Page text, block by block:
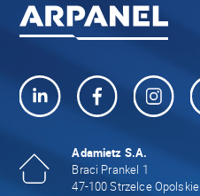
Adamietz S.A.
Braci Prankel 1
47-100 Strzelce Opolskie